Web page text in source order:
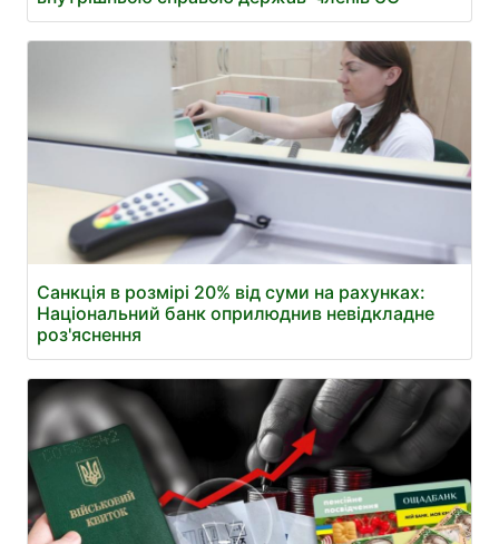
Санкція в розмірі 20% від суми на рахунках:
Національний банк оприлюднив невідкладне
роз'яснення